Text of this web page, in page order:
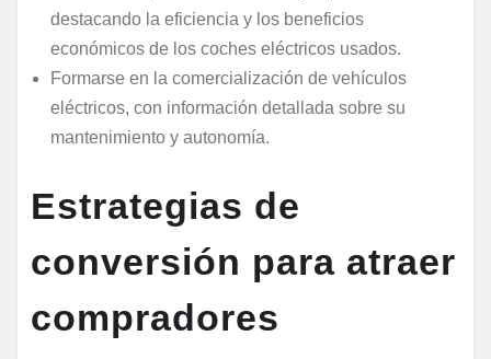
destacando la eficiencia y los beneficios
económicos de los coches eléctricos usados.
Formarse en la comercialización de vehículos
eléctricos, con información detallada sobre su
mantenimiento y autonomía.
Estrategias de
conversión para atraer
compradores